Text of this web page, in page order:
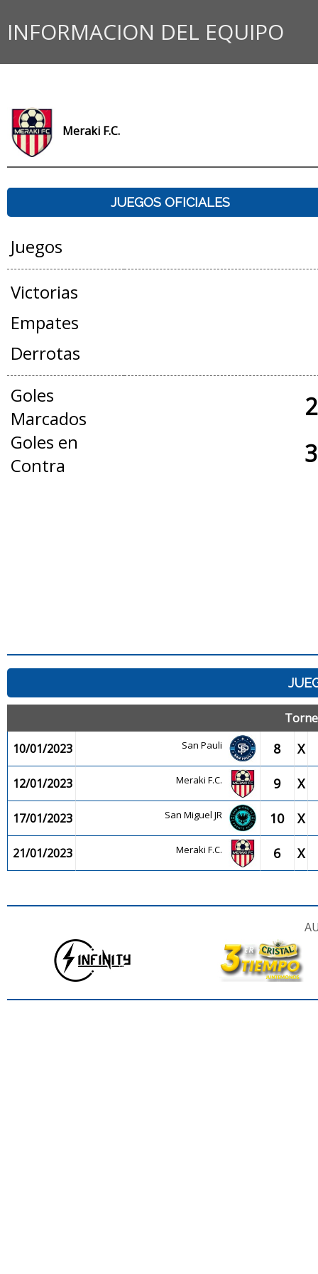
INFORMACION DEL EQUIPO
Meraki F.C.
JUEGOS OFICIALES
Juegos
Victorias
Empates
Derrotas
Goles
Marcados
Goles en
Contra
10/01/2023
San Pauli 8 X
12/01/2023 Meraki F.C. 9 X
17/01/2023 San Miguel JR 10 X
21/01/2023 Meraki F.C. 6 X